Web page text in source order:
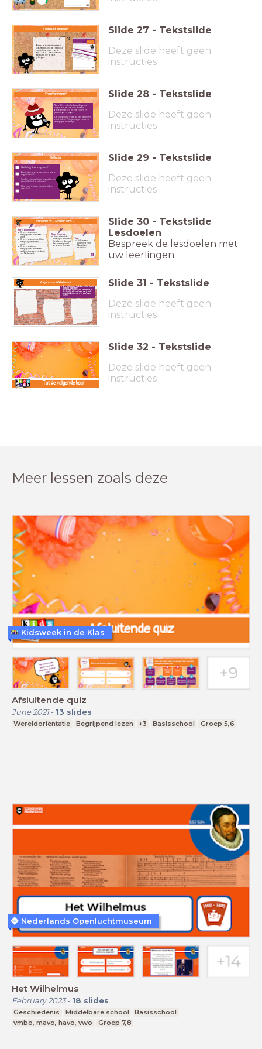
Feedback & aanpassen
Wissel je tekst uit met een
klasgenoot. Vul de checklist
voor elkaar in en pas je
tekst aan op basis van de
feedback die je hebt
gekregen.
Slide 27 - Tekstslide
Deze slide heeft geen
instructies
Presenteren maar!
Wie wil het volkslied voordragen of
zingen aan de klas? De anderen
proberen het lied mee te zingen en
geven tips en tops.
Zie jij wel voor je dat dit lied gezongen
wordt tijdens Prinsjesdag of voor een
belangrijke wedstrijd?
Slide 28 - Tekstslide
Deze slide heeft geen
instructies
Reflectie
Wat heb jij deze les geleerd?
Ben je iets te weten gekomen wat je
nog niet wist?
Vond je het moeilijk of makkelijk om
een volkslied te schrijven?
Hoe vond je jouw houding tijdens
deze les?
Slide 29 - Tekstslide
Deze slide heeft geen
instructies
Dit weet ik nu ... & Dit kan ik nu ...
Wereldoriëntatie
Ik weet waar ons
oranjegevoel vandaan
komt.
Ik weet waarom de kleur
oranje bij Nederland
hoort.
Ik weet wat ons
oranjegevoel te maken
heeft met de geschiedenis
van Nederland.
Woordenschat
Ik weet wat de
moeilijke woorden
betekenen die met
het oranjegevoel
te maken hebben.
Taal
Ik kan een
volkslied voor
Nederland
schrijven.
Slide 30 - Tekstslide
Lesdoelen
Bespreek de lesdoelen met
uw leerlingen.
Vragenmuur & Weetmuur
Op welke vragen hebben jullie deze les
antwoord gekregen?
Welke vragen zijn nog onbeantwoord?
Hoe kun je ervoor zorgen dat je toch
achter het antwoord op deze vragen
komt?
Slide 31 - Tekstslide
Deze slide heeft geen
instructies
Tot de volgende keer!
Slide 32 - Tekstslide
Deze slide heeft geen
instructies
Meer lessen zoals deze
Afsluitende quiz
June 2021- 13 slides
Wereldoriëntatie Begrijpend lezen +3 Basisschool Groep 5,6
Kidsweek in de Klas
Het Wilhelmus
February 2023- 18 slides
Geschiedenis Middelbare school
Basisschool
vmbo, mavo, havo, vwo
Groep 7,8
Nederlands Openluchtmuseum